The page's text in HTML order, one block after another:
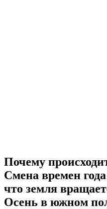
Почему
Смена времен
что земля
Осень в южном